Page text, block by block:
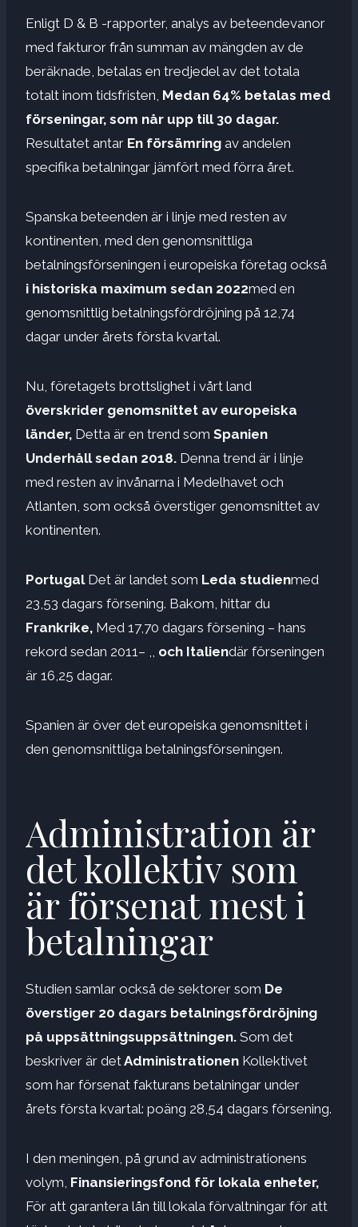
Enligt D & B -rapporter, analys av beteendevanor
med fakturor från summan av mängden av de
beräknade, betalas en tredjedel av det totala
totalt inom tidsfristen, Medan 64% betalas med
förseningar, som når upp till 30 dagar.
Resultatet antar En försämring av andelen
specifika betalningar jämfört med förra året.
Spanska beteenden är i linje med resten av
kontinenten, med den genomsnittliga
betalningsförseningen i europeiska företag också
i historiska maximum sedan 2022med en
genomsnittlig betalningsfördröjning på 12,74
dagar under årets första kvartal.
Nu, företagets brottslighet i vårt land
överskrider genomsnittet av europeiska
länder, Detta är en trend som Spanien
Underhåll sedan 2018. Denna trend är i linje
med resten av invånarna i Medelhavet och
Atlanten, som också överstiger genomsnittet av
kontinenten.
PortugalDet är landet som Leda studienmed
23,53 dagars försening. Bakom, hittar du
Frankrike, Med 17,70 dagars försening – hans
rekord sedan 2011– ,,
och Italiendär förseningen
är 16,25 dagar.
Spanien är över det europeiska genomsnittet i
den genomsnittliga betalningsförseningen.
Administration är
det kollektiv som
är försenat mest i
betalningar
Studien samlar också de sektorer som De
överstiger 20 dagars betalningsfördröjning
på uppsättningsuppsättningen. Som det
beskriver är detAdministrationen Kollektivet
som har försenat fakturans betalningar under
årets första kvartal: poäng 28,54 dagars försening.
I den meningen, på grund av administrationens
volym, Finansieringsfond för lokala enheter,
För att garantera lån till lokala förvaltningar för att